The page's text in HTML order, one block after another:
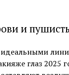
и
глаз 2025